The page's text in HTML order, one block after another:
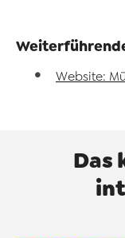
Website:
Das